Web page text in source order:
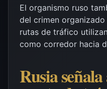
El organismo ruso
del crimen
rutas de tráfico
como corredor hacia
Rusia